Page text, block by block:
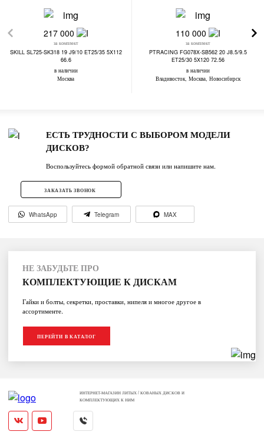
217 000
за комплект
SKILL SL725-SK318 19 J9/10 ET25/35 5X112
66.6
в наличии
Москва
110 000
за комплект
PTRACING FG078X-SB562 20 J8.5/9.5
ET25/30 5X120 72.56
в наличии
Владивосток, Москва, Новосибирск
ЕСТЬ ТРУДНОСТИ С ВЫБОРОМ МОДЕЛИ
ДИСКОВ?
Воспользуйтесь формой обратной связи или напишите нам.
ЗАКАЗАТЬ ЗВОНОК
WhatsApp Telegram MAX
НЕ ЗАБУДЬТЕ ПРО
КОМПЛЕКТУЮЩИЕ К ДИСКАМ
Гайки и болты, секретки, проставки, нипеля и многое другое в
ассортименте.
ПЕРЕЙТИ В КАТАЛОГ
ИНТЕРНЕТ-МАГАЗИН ЛИТЫХ / КОВАНЫХ ДИСКОВ И
КОМПЛЕКТУЮЩИХ К НИМ